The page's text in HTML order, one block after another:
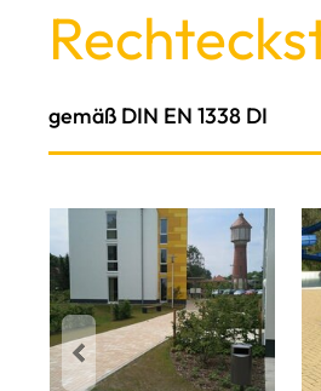
gemäß DIN EN 1338 DI
Previous